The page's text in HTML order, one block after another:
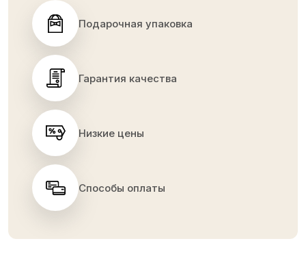
Подарочная упаковка
Гарантия качества
Низкие цены
Способы оплаты